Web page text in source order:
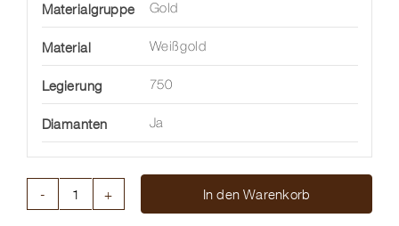
Materialgruppe Gold
Material Weißgold
Legierung 750
Diamanten Ja
In den Warenkorb